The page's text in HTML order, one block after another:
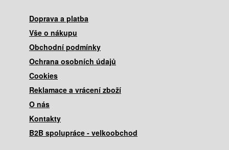
Doprava a platba
Vše o nákupu
Obchodní podmínky
Ochrana osobních údajů
Cookies
Reklamace a vrácení zboží
O nás
Kontakty
B2B spolupráce - velkoobchod